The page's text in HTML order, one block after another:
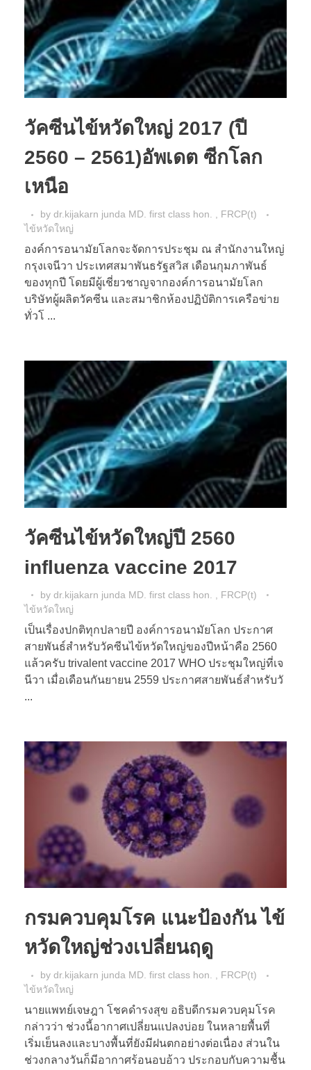
วัคซีนไข้หวัดใหญ่ 2017 (ปี
2560 – 2561)อัพเดต ซีกโลก
เหนือ
by dr.kijakarn junda MD. first class hon. , FRCP(t)
ไข้หวัดใหญ่
องค์การอนามัยโลกจะจัดการประชุม ณ สำนักงานใหญ่
กรุงเจนีวา ประเทศสมาพันธรัฐสวิส เดือนกุมภาพันธ์
ของทุกปี โดยมีผู้เชี่ยวชาญจากองค์การอนามัยโลก
บริษัทผู้ผลิตวัคซีน และสมาชิกห้องปฏิบัติการเครือข่าย
ทั่วโ ...
วัคซีนไข้หวัดใหญ่ปี 2560
influenza vaccine 2017
by dr.kijakarn junda MD. first class hon. , FRCP(t)
ไข้หวัดใหญ่
เป็นเรื่องปกติทุกปลายปี องค์การอนามัยโลก ประกาศ
สายพันธ์สำหรับวัคซีนไข้หวัดใหญ่ของปีหน้าคือ 2560
แล้วครับ trivalent vaccine 2017 WHO ประชุมใหญ่ที่เจ
นีวา เมื่อเดือนกันยายน 2559 ประกาศสายพันธ์สำหรับวั
...
กรมควบคุมโรค แนะป้องกัน ไข้
หวัดใหญ่ช่วงเปลี่ยนฤดู
by dr.kijakarn junda MD. first class hon. , FRCP(t)
ไข้หวัดใหญ่
นายแพทย์เจษฎา โชคดำรงสุข อธิบดีกรมควบคุมโรค
กล่าวว่า ช่วงนี้อากาศเปลี่ยนแปลงบ่อย ในหลายพื้นที่
เริ่มเย็นลงและบางพื้นที่ยังมีฝนตกอย่างต่อเนื่อง ส่วนใน
ช่วงกลางวันก็มีอากาศร้อนอบอ้าว ประกอบกับความชื้น